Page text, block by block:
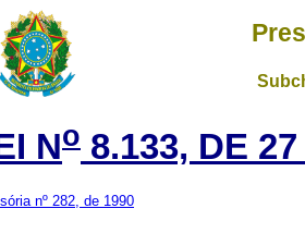
No 8.133, DE
nº 282, de 1990